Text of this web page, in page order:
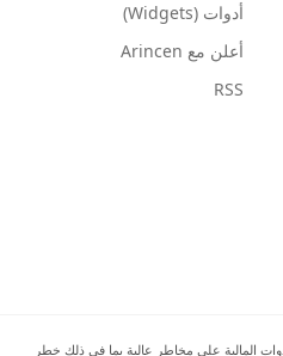
أدوات (Widgets)
أعلن مع Arincen
RSS
المالية على مخاطر عالية بما في ذلك خطر